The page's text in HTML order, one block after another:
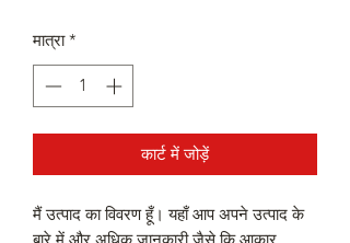
मात्रा *
कार्ट में जोड़ें
मैं उत्पाद का विवरण हूँ। यहाँ आप अपने उत्पाद के
बारे में और अधिक जानकारी जैसे कि आकार,